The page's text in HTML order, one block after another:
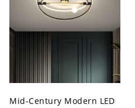
Mid-Century Modern LED